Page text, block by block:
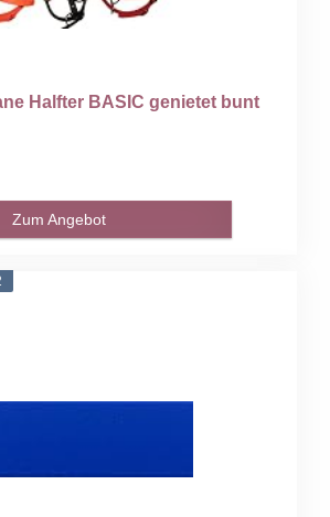
Halfter BASIC genietet bunt
Zum Angebot